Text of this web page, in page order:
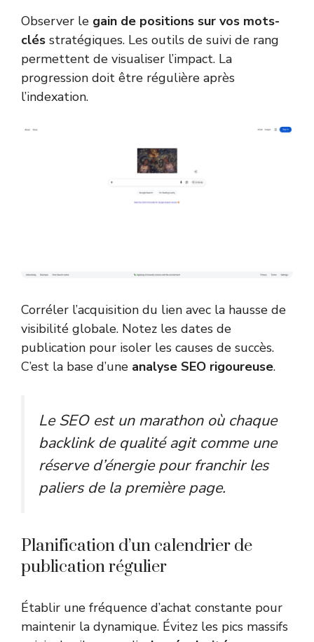
Observer le gain de positions sur vos mots-
clés stratégiques. Les outils de suivi de rang
permettent de visualiser l’impact. La
progression doit être régulière après
l’indexation.
Corréler l’acquisition du lien avec la hausse de
visibilité globale. Notez les dates de
publication pour isoler les causes de succès.
C’est la base d’une analyse SEO rigoureuse.
Le SEO est un marathon où chaque
backlink de qualité agit comme une
réserve d’énergie pour franchir les
paliers de la première page.
Planification d’un calendrier de
publication régulier
Établir une fréquence d’achat constante pour
maintenir la dynamique. Évitez les pics massifs